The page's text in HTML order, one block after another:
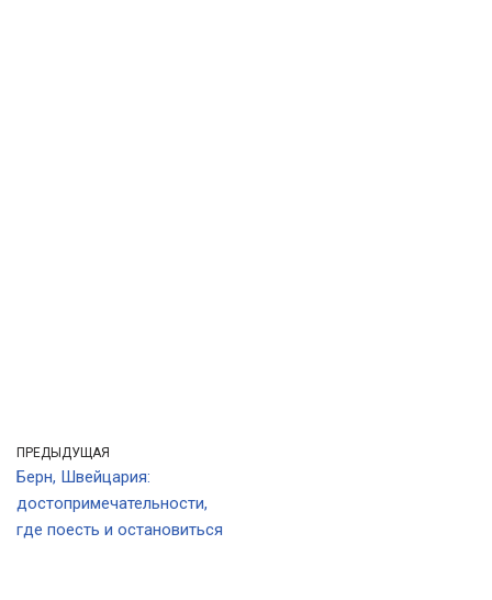
ПРЕДЫДУЩАЯ
Берн, Швейцария:
достопримечательности,
где поесть и остановиться